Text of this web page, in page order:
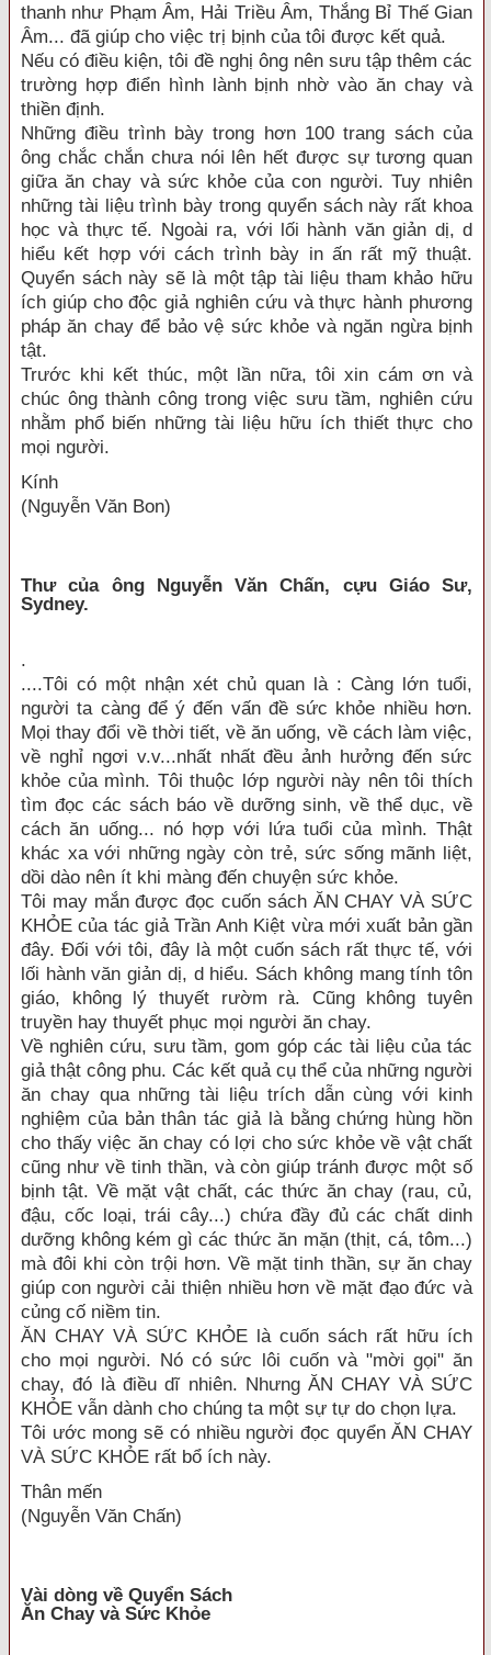
thanh như Phạm Âm, Hải Triều Âm, Thắng Bỉ Thế Gian
Âm... đã giúp cho việc trị bịnh của tôi được kết quả.
Nếu có điều kiện, tôi đề nghị ông nên sưu tập thêm các
trường hợp điển hình lành bịnh nhờ vào ăn chay và
thiền định.
Những điều trình bày trong hơn 100 trang sách của
ông chắc chắn chưa nói lên hết được sự tương quan
giữa ăn chay và sức khỏe của con người. Tuy nhiên
những tài liệu trình bày trong quyển sách này rất khoa
học và thực tế. Ngoài ra, với lối hành văn giản dị, d
hiểu kết hợp với cách trình bày in ấn rất mỹ thuật.
Quyển sách này sẽ là một tập tài liệu tham khảo hữu
ích giúp cho độc giả nghiên cứu và thực hành phương
pháp ăn chay để bảo vệ sức khỏe và ngăn ngừa bịnh
tật.
Trước khi kết thúc, một lần nữa, tôi xin cám ơn và
chúc ông thành công trong việc sưu tầm, nghiên cứu
nhằm phổ biến những tài liệu hữu ích thiết thực cho
mọi người.
Kính
(Nguyễn Văn Bon)
Thư của ông Nguyễn Văn Chấn, cựu Giáo Sư,
Sydney.
.
....Tôi có một nhận xét chủ quan là : Càng lớn tuổi,
người ta càng để ý đến vấn đề sức khỏe nhiều hơn.
Mọi thay đổi về thời tiết, về ăn uống, về cách làm việc,
về nghỉ ngơi v.v...nhất nhất đều ảnh hưởng đến sức
khỏe của mình. Tôi thuộc lớp người này nên tôi thích
tìm đọc các sách báo về dưỡng sinh, về thể dục, về
cách ăn uống... nó hợp với lứa tuổi của mình. Thật
khác xa với những ngày còn trẻ, sức sống mãnh liệt,
dồi dào nên ít khi màng đến chuyện sức khỏe.
Tôi may mắn được đọc cuốn sách ĂN CHAY VÀ SỨC
KHỎE của tác giả Trần Anh Kiệt vừa mới xuất bản gần
đây. Đối với tôi, đây là một cuốn sách rất thực tế, với
lối hành văn giản dị, d hiểu. Sách không mang tính tôn
giáo, không lý thuyết rườm rà. Cũng không tuyên
truyền hay thuyết phục mọi người ăn chay.
Về nghiên cứu, sưu tầm, gom góp các tài liệu của tác
giả thật công phu. Các kết quả cụ thể của những người
ăn chay qua những tài liệu trích dẫn cùng với kinh
nghiệm của bản thân tác giả là bằng chứng hùng hồn
cho thấy việc ăn chay có lợi cho sức khỏe về vật chất
cũng như về tinh thần, và còn giúp tránh được một số
bịnh tật. Về mặt vật chất, các thức ăn chay (rau, củ,
đậu, cốc loại, trái cây...) chứa đầy đủ các chất dinh
dưỡng không kém gì các thức ăn mặn (thịt, cá, tôm...)
mà đôi khi còn trội hơn. Về mặt tinh thần, sự ăn chay
giúp con người cải thiện nhiều hơn về mặt đạo đức và
củng cố niềm tin.
ĂN CHAY VÀ SỨC KHỎE là cuốn sách rất hữu ích
cho mọi người. Nó có sức lôi cuốn và "mời gọi" ăn
chay, đó là điều dĩ nhiên. Nhưng ĂN CHAY VÀ SỨC
KHỎE vẫn dành cho chúng ta một sự tự do chọn lựa.
Tôi ước mong sẽ có nhiều người đọc quyển ĂN CHAY
VÀ SỨC KHỎE rất bổ ích này.
Thân mến
(Nguyễn Văn Chấn)
Vài dòng về Quyển Sách
Ăn Chay và Sức Khỏe